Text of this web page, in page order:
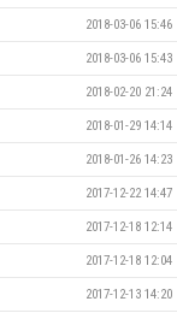
2018-03-06 15:46
2018-03-06 15:43
2018-02-20 21:24
2018-01-29 14:14
2018-01-26 14:23
2017-12-22 14:47
2017-12-18 12:14
2017-12-18 12:04
2017-12-13 14:20